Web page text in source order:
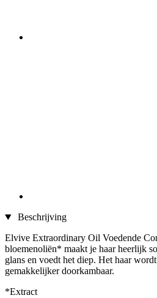
Beschrijving
Elvive Extraordinary Oil Voedende
bloemenoliën* maakt je haar heerlijk
glans en voedt het diep. Het haar
gemakkelijker doorkambaar.
*Extract